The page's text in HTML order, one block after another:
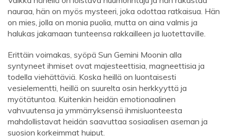
nauraa, hän on myös mysteeri, joka odottaa ratkaisua. Hän
on mies, jolla on monia puolia, mutta on aina valmis ja
halukas jakamaan tunteensa rakkailleen ja luotettaville.
Erittäin voimakas, syöpä Sun Gemini Moonin alla
syntyneet ihmiset ovat majesteettisia, magneettisia ja
todella viehättäviä. Koska heillä on luontaisesti
vesielementti, heillä on suurelta osin herkkyyttä ja
myötätuntoa. Kuitenkin heidän emotionaalinen
vahvuutensa ja ymmärryksensä ihmisluonteesta
mahdollistavat heidän saavuttaa sosiaalisen aseman ja
suosion korkeimmat huiput.